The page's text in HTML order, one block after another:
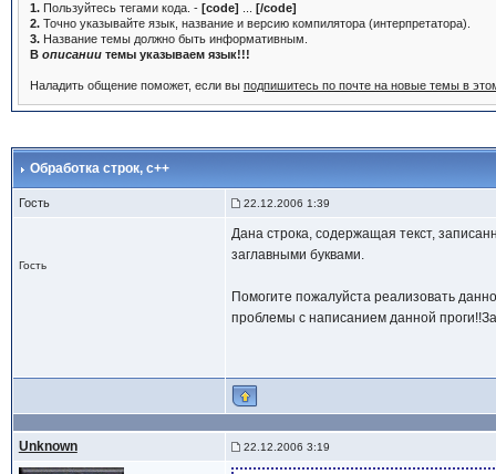
1.Пользуйтесь тегами кода. - [code]
[/code]
2.Точно указывайте язык, название и версию компилятора (интерпретатора).
3.Название темы должно быть информативным.
В описаниитемы указываем язык!!!
Наладить общение поможет, если вы подпишитесь по почте на новые темы в
Обработка строк, с++
Гость 22.12.2006 1:39
Гость
Дана строка, содержащая текст,
заглавными буквами.
Помогите пожалуйста реализовать
проблемы с написанием данной
Unknown 22.12.2006 3:19